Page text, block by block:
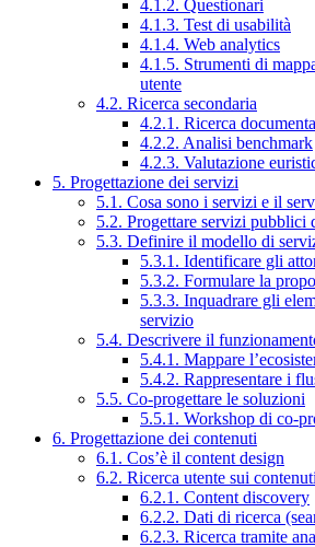
4.1.2. Questionari
4.1.3. Test di usabilità
4.1.4. Web analytics
4.1.5. Strumenti di
utente
4.2. Ricerca secondaria
4.2.1. Ricerca
4.2.2. Analisi benchmark
4.2.3. Valutazione
5. Progettazione dei servizi
5.1. Cosa sono i servizi e il
5.2. Progettare servizi pubblici
5.3. Definire il modello di
5.3.1. Identificare gli
5.3.2. Formulare la
5.3.3. Inquadrare gli
servizio
5.4. Descrivere il
5.4.1. Mappare
5.4.2. Rappresentare i
5.5. Co-progettare le soluzioni
5.5.1. Workshop di co-
6. Progettazione dei contenuti
6.1. Cos’è il content design
6.2. Ricerca utente sui
6.2.1. Content discovery
6.2.2. Dati di ricerca
6.2.3. Ricerca tramite